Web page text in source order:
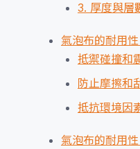
3. 厚度與層
氣泡布的耐用
抵禦碰撞和
防止摩擦和
抵抗環境因
氣泡布的耐用